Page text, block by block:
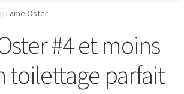
Lame Oster
#4 et moins
toilettage parfait